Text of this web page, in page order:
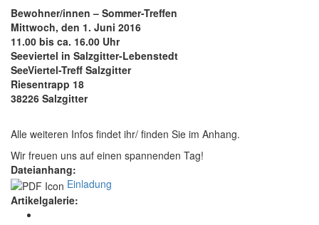
Bewohner/innen – Sommer-Treffen
Mittwoch, den 1. Juni 2016
11.00 bis ca. 16.00 Uhr
Seeviertel in Salzgitter-Lebenstedt
SeeViertel-Treff Salzgitter
Riesentrapp 18
38226 Salzgitter
Alle weiteren Infos findet ihr/ finden Sie im Anhang.
Wir freuen uns auf einen spannenden Tag!
Dateianhang:
Einladung
Artikelgalerie: